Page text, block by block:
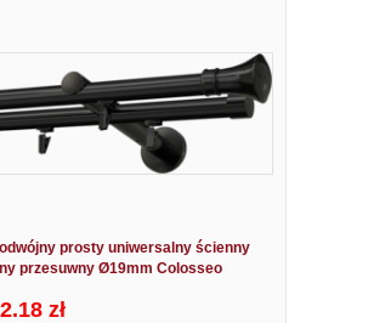
prosty uniwersalny ścienny
przesuwny Ø19mm Colosseo
zł